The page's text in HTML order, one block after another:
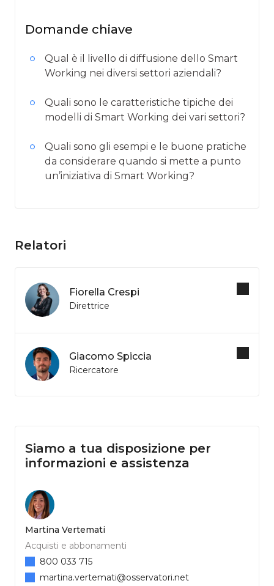
Domande chiave
Qual è il livello di diffusione dello Smart
Working nei diversi settori aziendali?
Quali sono le caratteristiche tipiche dei
modelli di Smart Working dei vari settori?
Quali sono gli esempi e le buone pratiche
da considerare quando si mette a punto
un’iniziativa di Smart Working?
Relatori
Fiorella Crespi
Direttrice
Giacomo Spiccia
Ricercatore
Siamo a tua disposizione per
informazioni e assistenza
Martina Vertemati
Acquisti e abbonamenti
800 033 715
martina.vertemati@osservatori.net